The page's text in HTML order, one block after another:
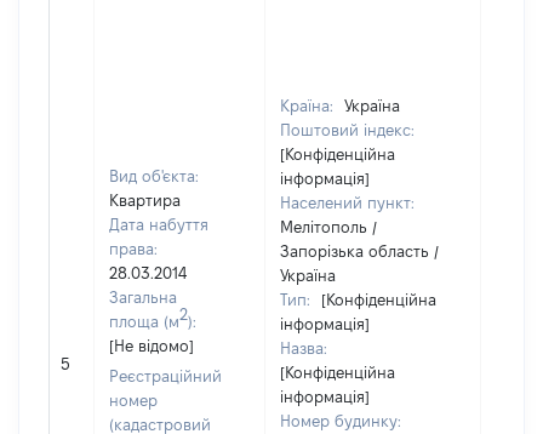
5
Вид об'єкта:
Квартира
Дата набуття
права:
28.03.2014
Загальна
площа (м2):
[Не відомо]
Реєстраційний
номер
(кадастровий
Країна:
Україна
Поштовий індекс:
[Конфіденційна
інформація]
Населений пункт:
Мелітополь /
Запорізька область /
Україна
Тип:
[Конфіденційна
інформація]
Назва:
[Конфіденційна
інформація]
Номер будинку: